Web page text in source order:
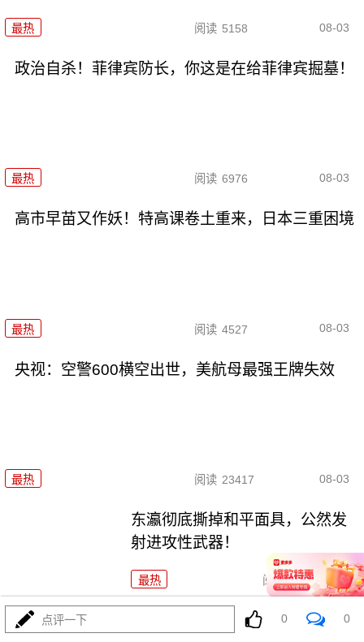
最热 阅读 5158 08-03
政治自杀！菲律宾防长，你这是在给菲律宾掘墓！
最热 阅读 6976 08-03
高市早苗又作妖！特高课卷土重来，日本三重困境
最热 阅读 4527 08-03
央视：空警600横空出世，美航母最强王牌失效
最热 阅读 23417 08-03
东瀛彻底撕掉和平面具，公然发
射进攻性武器！
最热 阅读 11409
美利坚资源收割局：特朗普为何对乌稀土\"摊牌\"
点评一下 0 0